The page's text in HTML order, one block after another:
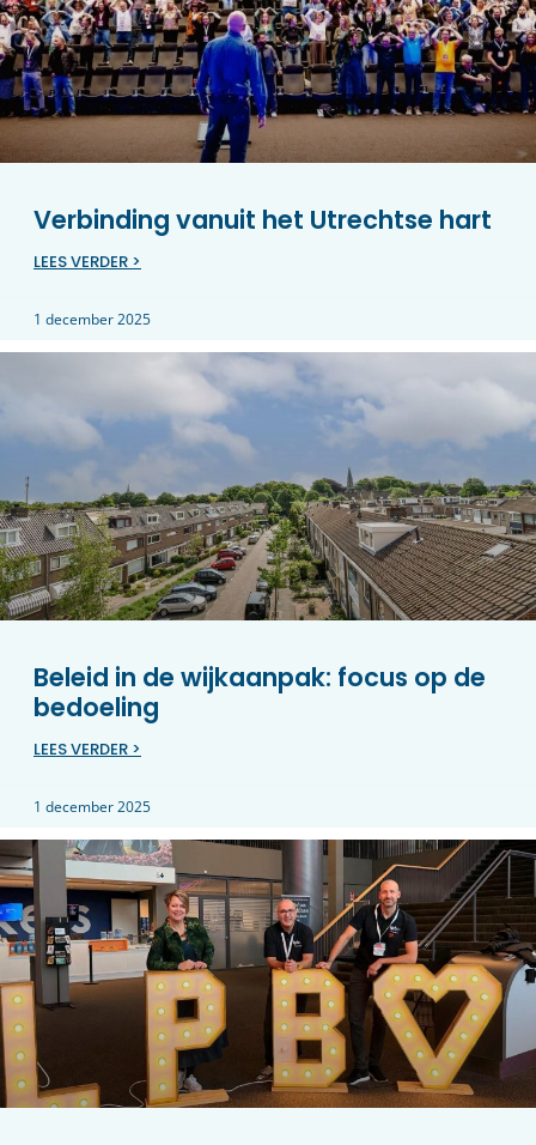
Verbinding vanuit het Utrechtse hart
LEES VERDER >
1 december 2025
Beleid in de wijkaanpak: focus op de
bedoeling
LEES VERDER >
1 december 2025